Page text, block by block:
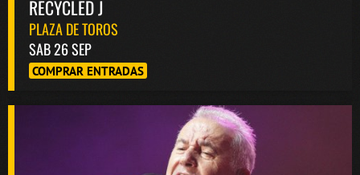
RECYCLED J
PLAZA DE TOROS
SAB 26 SEP
COMPRAR ENTRADAS